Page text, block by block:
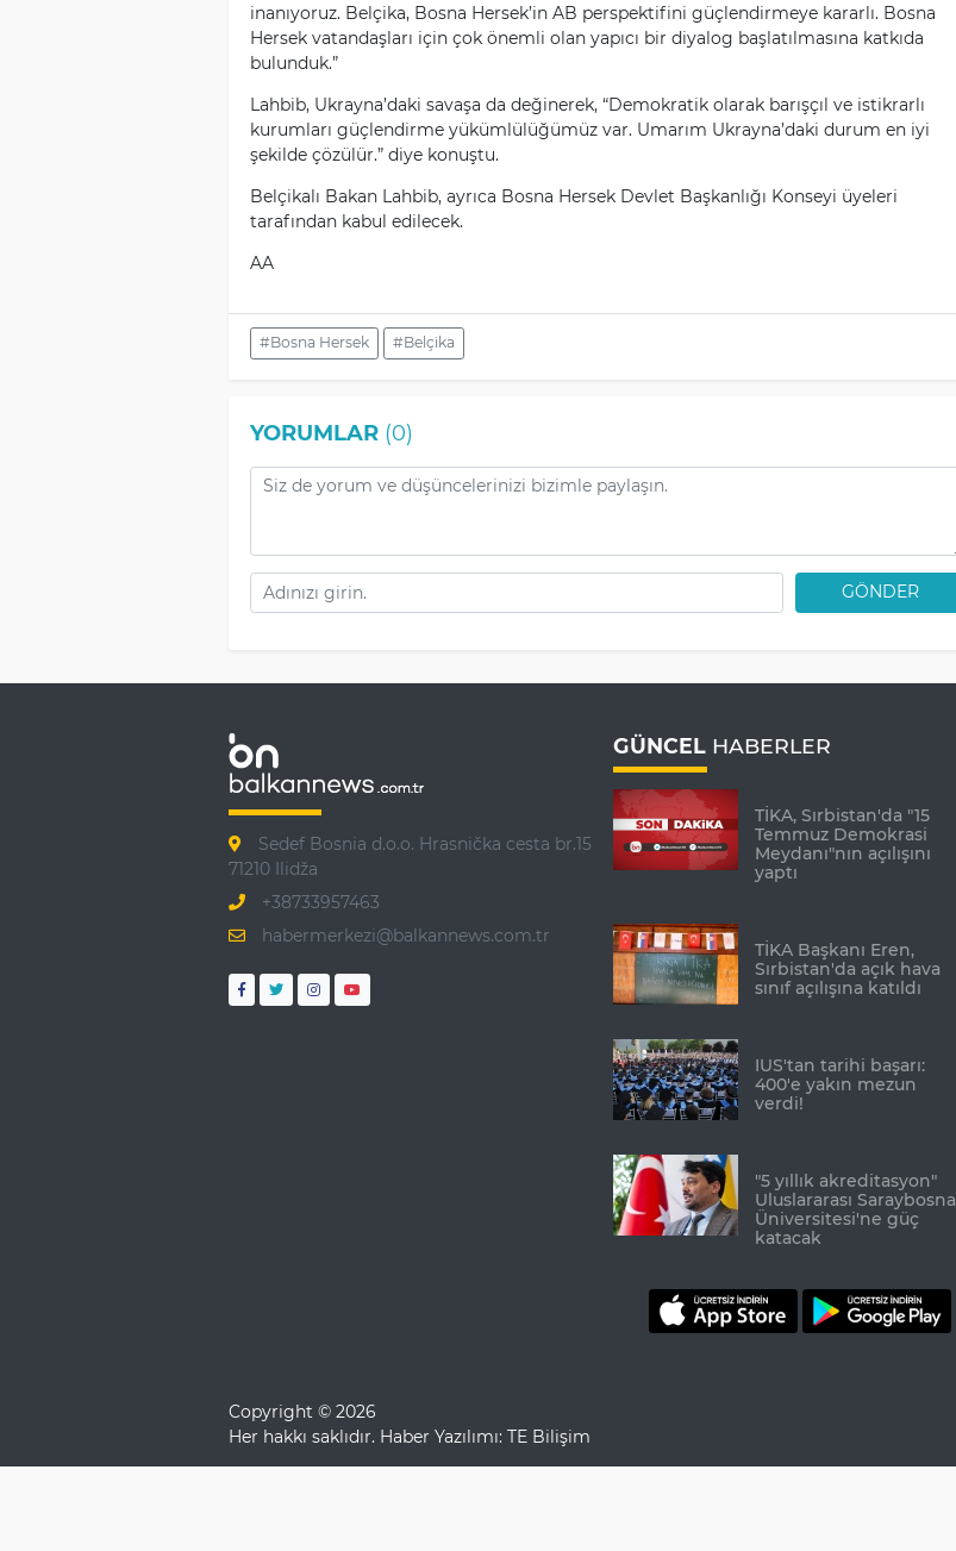
inanıyoruz. Belçika, Bosna Hersek’in AB perspektifini güçlendirmeye kararlı. Bosna
Hersek vatandaşları için çok önemli olan yapıcı bir diyalog başlatılmasına katkıda
bulunduk.”
Lahbib, Ukrayna’daki savaşa da değinerek, “Demokratik olarak barışçıl ve istikrarlı
kurumları güçlendirme yükümlülüğümüz var. Umarım Ukrayna’daki durum en iyi
şekilde çözülür.” diye konuştu.
Belçikalı Bakan Lahbib, ayrıca Bosna Hersek Devlet Başkanlığı Konseyi üyeleri
tarafından kabul edilecek.
AA
#Bosna Hersek #Belçika
YORUMLAR(0)
GÖNDER
Sedef Bosnia d.o.o. Hrasnička cesta br.15
71210 Ilidža
+38733957463
habermerkezi@balkannews.com.tr
GÜNCEL HABERLER
TİKA, Sırbistan'da "15
Temmuz Demokrasi
Meydanı"nın açılışını
yaptı
TİKA Başkanı Eren,
Sırbistan'da açık hava
sınıf açılışına katıldı
IUS'tan tarihi başarı:
400'e yakın mezun
verdi!
"5 yıllık akreditasyon"
Uluslararası Saraybosna
Üniversitesi'ne güç
katacak
Copyright © 2026
Her hakkı saklıdır. Haber Yazılımı: TE Bilişim